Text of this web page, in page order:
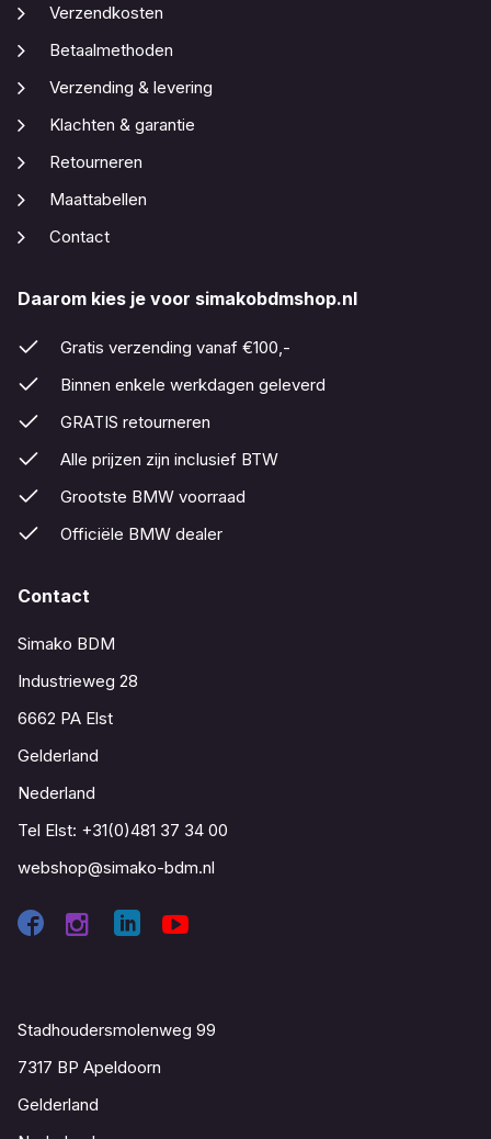
Verzendkosten
Betaalmethoden
Verzending & levering
Klachten & garantie
Retourneren
Maattabellen
Contact
Daarom kies je voor simakobdmshop.nl
Gratis verzending vanaf €100,-
Binnen enkele werkdagen geleverd
GRATIS retourneren
Alle prijzen zijn inclusief BTW
Grootste BMW voorraad
Officiële BMW dealer
Contact
Simako BDM
Industrieweg 28
6662 PA Elst
Gelderland
Nederland
Tel Elst: +31(0)481 37 34 00
webshop@simako-bdm.nl
Stadhoudersmolenweg 99
7317 BP Apeldoorn
Gelderland